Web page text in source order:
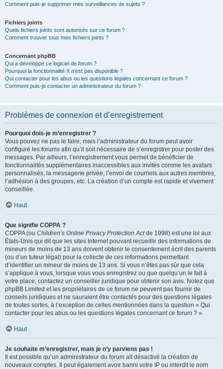
Comment puis-je supprimer mes surveillances de sujets ?
Fichiers joints
Quels fichiers joints sont autorisés sur ce forum ?
Comment trouver tous mes fichiers joints ?
Concernant phpBB
Qui a développé ce logiciel de forum ?
Pourquoi la fonctionnalité X n’est pas disponible ?
Qui contacter pour les abus ou les questions légales concernant ce forum ?
Comment puis-je contacter un administrateur du forum ?
Problèmes de connexion et d’enregistrement
Pourquoi dois-je m’enregistrer ?
Vous pouvez ne pas le faire, mais l’administrateur du forum peut avoir
configuré les forums afin qu’il soit nécessaire de s’enregistrer pour poster des
messages. Par ailleurs, l’enregistrement vous permet de bénéficier de
fonctionnalités supplémentaires inaccessibles aux invités comme les avatars
personnalisés, la messagerie privée, l’envoi de courriels aux autres membres,
l’adhésion à des groupes, etc. La création d’un compte est rapide et vivement
conseillée.
Haut
Que signifie COPPA ?
COPPA (ou Children’s Online Privacy Protection Actde 1998) est une loi aux
États-Unis qui dit que les sites Internet pouvant recueillir des informations de
mineurs de moins de 13 ans doivent obtenir le consentement écrit des parents
(ou d’un tuteur légal) pour la collecte de ces informations permettant
d’identifier un mineur de moins de 13 ans. Si vous n’êtes pas sûr que cela
s’applique à vous, lorsque vous vous enregistrez ou que quelqu’un le fait à
votre place, contactez un conseiller juridique pour obtenir son avis. Notez que
phpBB Limited et les propriétaires de ce forum ne peuvent pas fournir de
conseils juridiques et ne sauraient être contactés pour des questions légales
de toutes sortes, à l’exception de celles mentionnées dans la question « Qui
contacter pour les abus ou les questions légales concernant ce forum ? ».
Haut
Je souhaite m’enregistrer, mais je n’y parviens pas !
Il est possible qu’un administrateur du forum ait désactivé la création de
nouveaux comptes. Il peut également avoir banni votre IP ou interdit le nom